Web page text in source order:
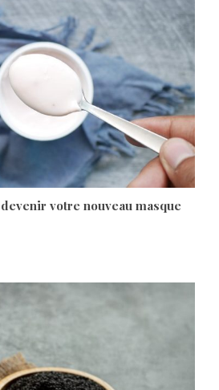
votre nouveau masque